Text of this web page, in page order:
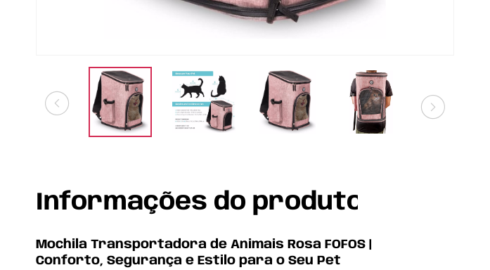
Informações do produto
Mochila Transportadora de Animais Rosa FOFOS |
Conforto, Segurança e Estilo para o Seu Pet